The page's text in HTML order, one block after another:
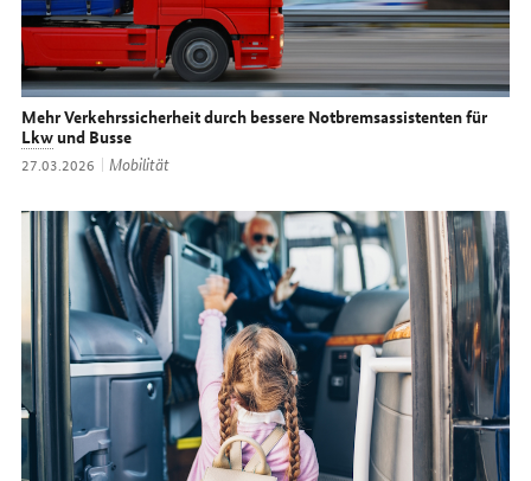
Mehr Verkehrssicherheit durch bessere Notbremsassistenten für
Lkwund Busse
Datum:
27.03.2026 Thema:
Mobilität